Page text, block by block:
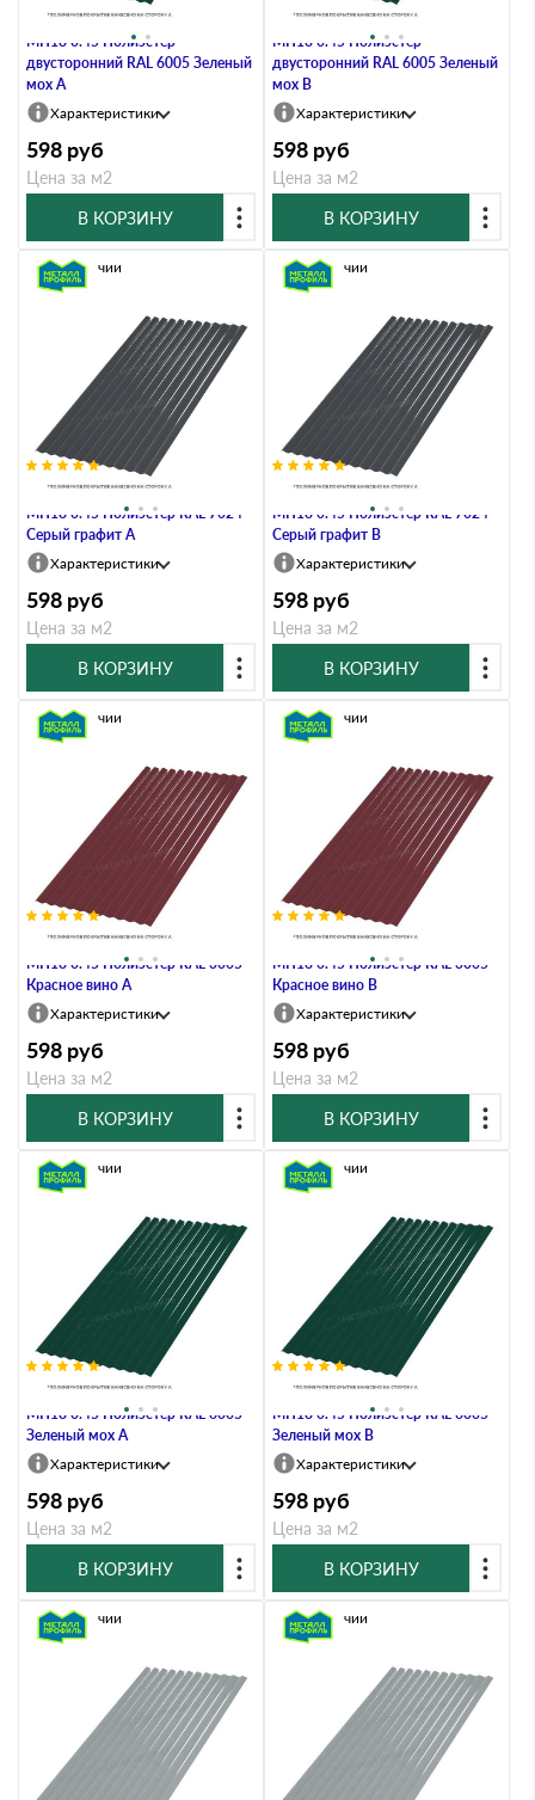
Профлист Металл Профиль
МП18 0.45 Полиэстер
двусторонний RAL 6005 Зеленый
мох A
Характеристики
598 руб
Цена за м2
В КОРЗИНУ
Профлист Металл Профиль
МП18 0.45 Полиэстер
двусторонний RAL 6005 Зеленый
мох B
Характеристики
598 руб
Цена за м2
В КОРЗИНУ
Профлист Металл Профиль
МП18 0.45 Полиэстер RAL 7024
Серый графит A
В наличии
Характеристики
598 руб
Цена за м2
В КОРЗИНУ
Профлист Металл Профиль
МП18 0.45 Полиэстер RAL 7024
Серый графит B
В наличии
Характеристики
598 руб
Цена за м2
В КОРЗИНУ
Профлист Металл Профиль
МП18 0.45 Полиэстер RAL 3005
Красное вино A
В наличии
Характеристики
598 руб
Цена за м2
В КОРЗИНУ
Профлист Металл Профиль
МП18 0.45 Полиэстер RAL 3005
Красное вино B
В наличии
Характеристики
598 руб
Цена за м2
В КОРЗИНУ
Профлист Металл Профиль
МП18 0.45 Полиэстер RAL 6005
Зеленый мох A
В наличии
Характеристики
598 руб
Цена за м2
В КОРЗИНУ
Профлист Металл Профиль
МП18 0.45 Полиэстер RAL 6005
Зеленый мох B
В наличии
Характеристики
598 руб
Цена за м2
В КОРЗИНУ
В наличии В наличии